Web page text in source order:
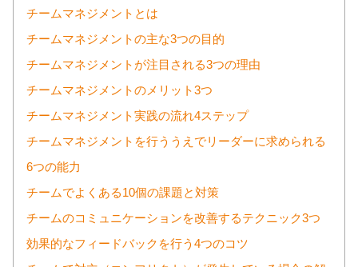
チームマネジメントとは
チームマネジメントの主な3つの目的
チームマネジメントが注目される3つの理由
チームマネジメントのメリット3つ
チームマネジメント実践の流れ4ステップ
チームマネジメントを行ううえでリーダーに求められる
6つの能力
チームでよくある10個の課題と対策
チームのコミュニケーションを改善するテクニック3つ
効果的なフィードバックを行う4つのコツ